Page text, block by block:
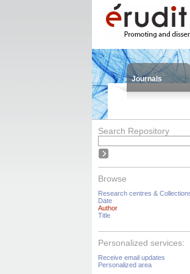
Journals
Search Repository
Browse
Research centres &
Date
Author
Title
Personalized services:
Receive email updates
Personalized area